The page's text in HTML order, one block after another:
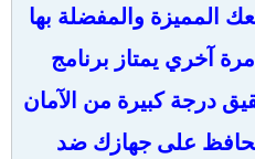
المميزة والمفضلة بها
آخري يمتاز برنامج
درجة كبيرة من الآمان
يحافظ على جهازك ضد